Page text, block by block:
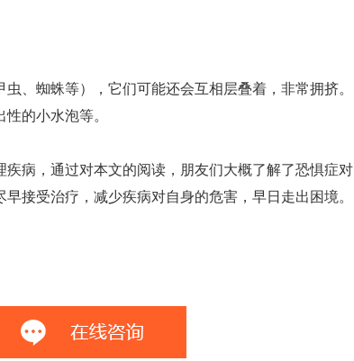
、蜘蛛等），它们可能还会互相层叠着，非常拥挤。
的小水泡等。
病，通过对本文的阅读，朋友们大概了解了恐惧症对
接受治疗，减少疾病对自身的危害，早日走出困境。